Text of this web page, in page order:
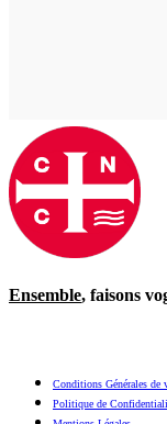
Ensemble, faisons
Conditions Générales de
Politique de